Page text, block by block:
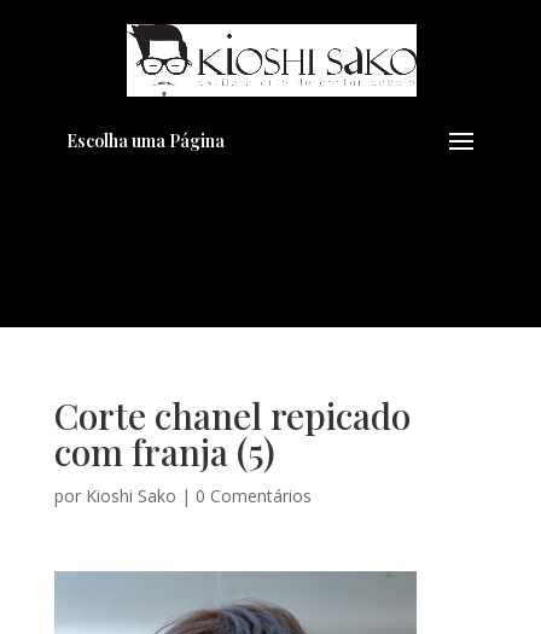
Escolha uma Página
Corte chanel repicado
com franja (5)
por Kioshi Sako | 0 Comentários
Pensando em transformar seu
Visual??